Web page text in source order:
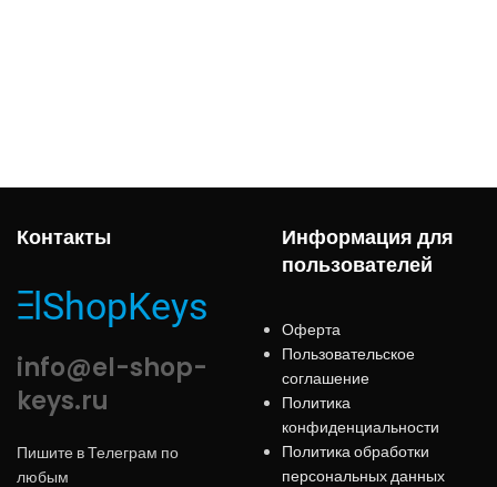
Контакты
info@el-shop-
keys.ru
Пишите в Телеграм по
любым
Информация для
пользователей
Оферта
Пользовательское
соглашение
Политика
конфиденциальности
Политика обработки
персональных данных